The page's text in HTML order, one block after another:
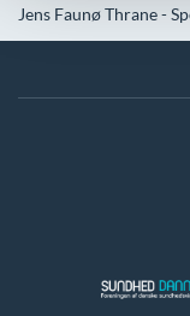
Jens Faunø Thrane -